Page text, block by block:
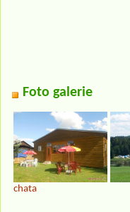
Foto galerie
chata